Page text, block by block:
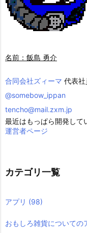
名前：飯島 勇介
合同会社ズィーマ 代表
@somebow_ippan
tencho@mail.zxm.jp
最近はもっぱら開発して
運営者ページ
カテゴリ一覧
アプリ (98)
おもしろ雑貨についての